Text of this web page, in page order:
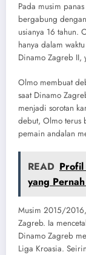
Pada musim
bergabung
usianya 16 tahun.
hanya dalam
Dinamo Zagreb II,
Olmo membuat
saat Dinamo
menjadi sorotan
debut, Olmo terus
pemain andalan
READ
yang
Musim 2015/
Zagreb. Ia
Dinamo Zagreb
Liga Kroasia.